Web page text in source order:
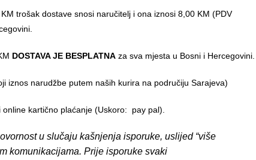
trošak dostave snosi naručitelj i ona iznosi 8,00 KM (PDV
DOSTAVA JE BESPLATNA za sva mjesta u Bosni i Hercegovini.
iznos narudžbe putem naših kurira na područiju Sarajeva)
kartično plaćanje (Uskoro: pay pal).
u slučaju kašnjenja isporuke, uslijed “više
komunikacijama. Prije isporuke svaki